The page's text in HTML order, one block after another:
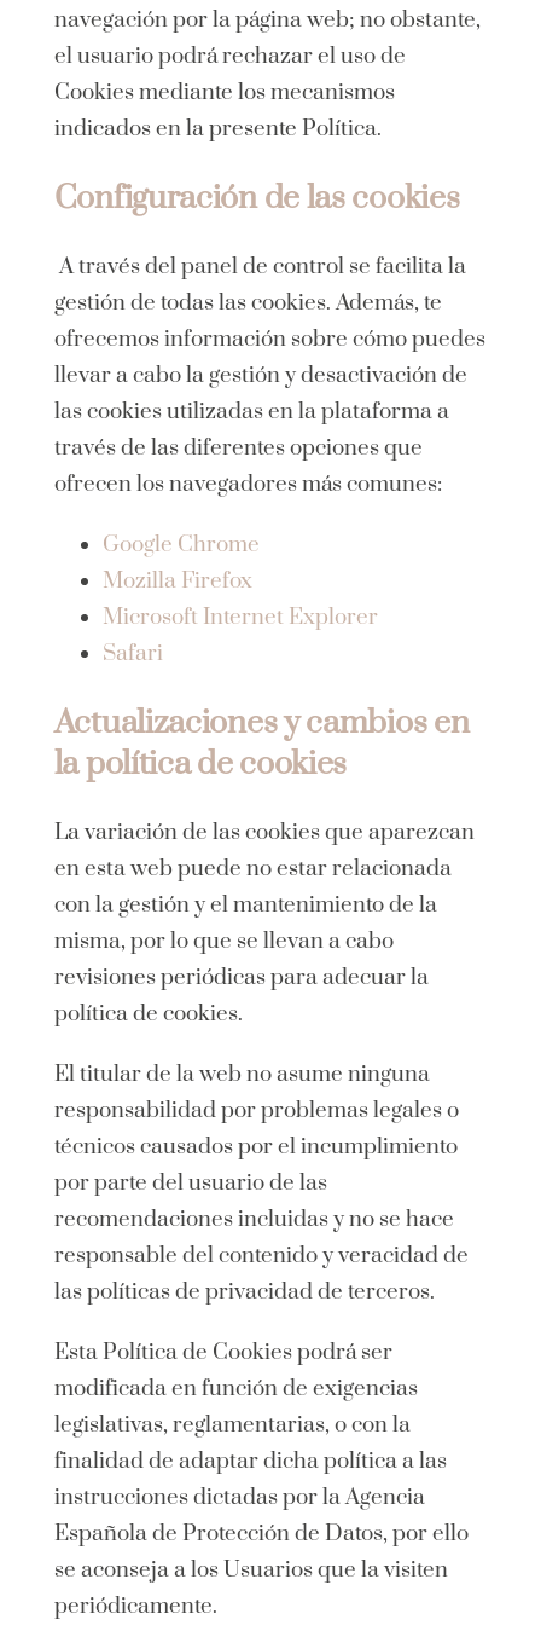
navegación por la página web; no obstante,
el usuario podrá rechazar el uso de
Cookies mediante los mecanismos
indicados en la presente Política.
Configuración de las cookies
A través del panel de control se facilita la
gestión de todas las cookies. Además, te
ofrecemos información sobre cómo puedes
llevar a cabo la gestión y desactivación de
las cookies utilizadas en la plataforma a
través de las diferentes opciones que
ofrecen los navegadores más comunes:
Google Chrome
Mozilla Firefox
Microsoft Internet Explorer
Safari
Actualizaciones y cambios en
la política de cookies
La variación de las cookies que aparezcan
en esta web puede no estar relacionada
con la gestión y el mantenimiento de la
misma, por lo que se llevan a cabo
revisiones periódicas para adecuar la
política de cookies.
El titular de la web no asume ninguna
responsabilidad por problemas legales o
técnicos causados por el incumplimiento
por parte del usuario de las
recomendaciones incluidas y no se hace
responsable del contenido y veracidad de
las políticas de privacidad de terceros.
Esta Política de Cookies podrá ser
modificada en función de exigencias
legislativas, reglamentarias, o con la
finalidad de adaptar dicha política a las
instrucciones dictadas por la Agencia
Española de Protección de Datos, por ello
se aconseja a los Usuarios que la visiten
periódicamente.